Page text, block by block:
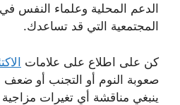
الدعم المحلية وعلماء النفس
المجتمعية التي قد تساعدك.
كن على اطلاع على علامات
صعوبة النوم أو التجنب أو ضعف
ينبغي مناقشة أي تغيرات